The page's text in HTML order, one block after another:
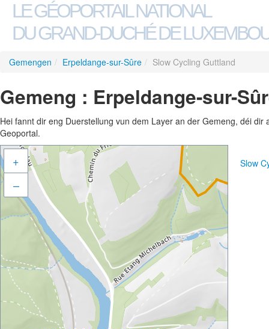
LE GÉOPORTAIL NATIONAL
DU GRAND-DUCHÉ DE
Gemengen / Erpeldange-sur-Sûre / Slow Cycling Guttland
Gemeng : Erpeldange-sur-
Hei fannt dir eng Duerstellung vun dem Layer an der Gemeng, déi
Geoportal.
+
–
Slow